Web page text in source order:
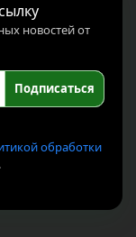
новостей от
Подписаться
обработки